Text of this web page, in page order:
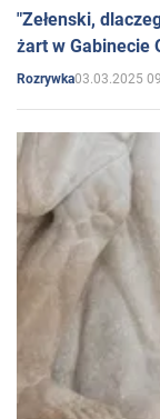
"Zełenski,
żart w Gabinecie
Rozrywka03.03.2025